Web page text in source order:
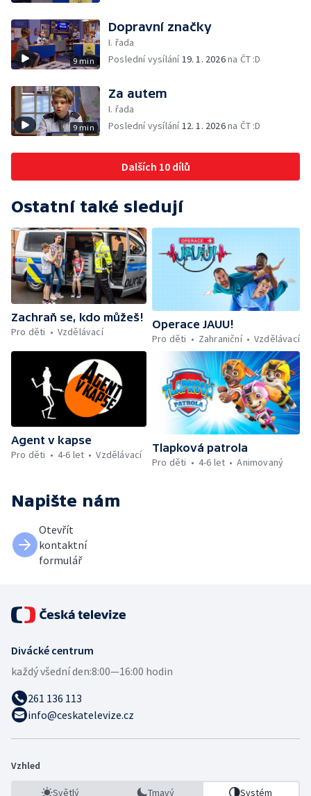
9 min
Dopravní značky
I. řada
Poslední vysílání19. 1. 2026na ČT :D
9 min
Za autem
I. řada
Poslední vysílání12. 1. 2026na ČT :D
Dalších 10 dílů
Ostatní také sledují
Zachraň se, kdo můžeš!
Pro děti
Vzdělávací
Operace JAUU!
Pro děti
Zahraniční Vzdělávací
Agent v kapse
Pro děti
4-6 let Vzdělávací
Tlapková patrola
Pro děti
4-6 let Animovaný
Napište nám
Otevřít
kontaktní
formulář
Divácké centrum
každý všední den:8:00—16:00 hodin
261 136 113
info@ceskatelevize.cz
Vzhled
Světlý Tmavý Systém